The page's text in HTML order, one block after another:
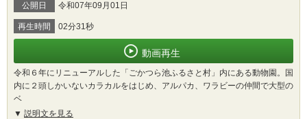
公開日 令和07年09月01日
再生時間 02分31秒
動画再生
令和６年にリニューアルした「ごかつら池ふるさと村」内にある動物園。国
内に２頭しかいないカラカルをはじめ、アルパカ、ワラビーの仲間で大型の
ベ
説明文を見る